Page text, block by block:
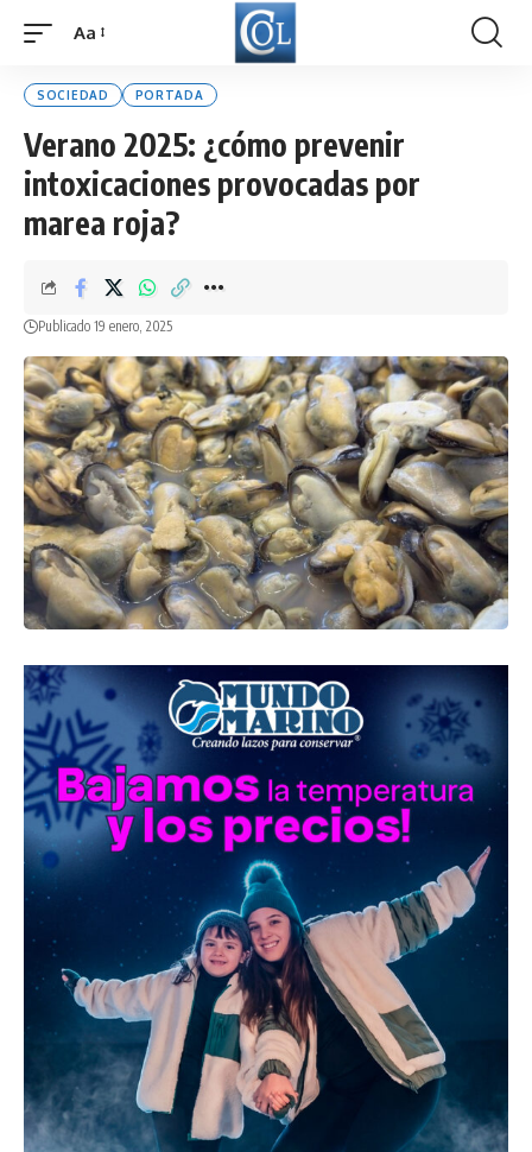
Font
Aa
SOCIEDAD PORTADA
Verano 2025: ¿cómo prevenir
intoxicaciones provocadas por
marea roja?
Publicado 19 enero, 2025